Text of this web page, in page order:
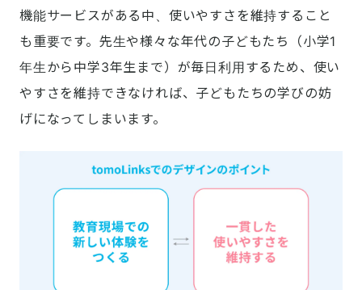
機能サービスがある中、使いやすさを維持すること
も重要です。先生や様々な年代の子どもたち（小学1
年生から中学3年生まで）が毎日利用するため、使い
やすさを維持できなければ、子どもたちの学びの妨
げになってしまいます。